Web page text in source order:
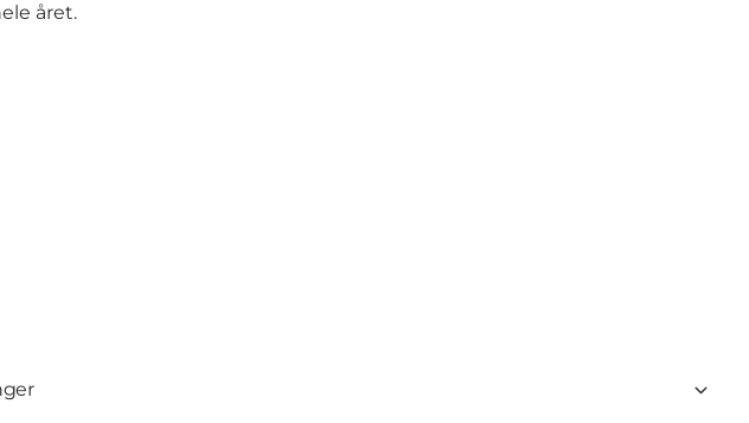
året.